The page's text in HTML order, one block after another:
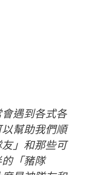
遇到各式各
幫助我們順
」和那些可
「豬隊